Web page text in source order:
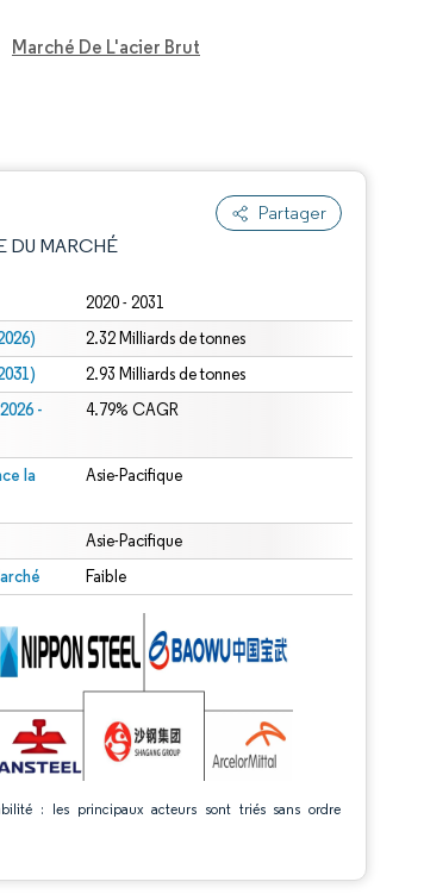
Marché De L'acier Brut
Partager
DU MARCHÉ
2020 - 2031
2.32 Milliards de tonnes
2.93 Milliards de tonnes
-
4.79% CAGR
la
Asie-Pacifique
Asie-Pacifique
Faible
: les principaux acteurs sont triés sans ordre
La réutilisation nécessite une attribution sous CC BY 4.0.
BY 4.0.